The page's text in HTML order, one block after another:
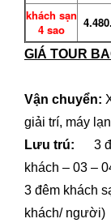
khách sạn
4 sao
GIÁ TOUR
Vận chuyển:
giải trí, máy
Lưu trú: 3
khách – 03 –
3 đêm khách
khách/ người)